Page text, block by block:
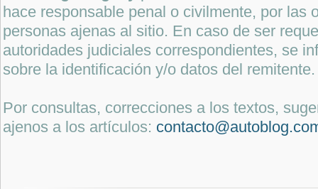
hace responsable penal o civilmente, por las
personas ajenas al sitio. En caso de ser
autoridades judiciales correspondientes, se
sobre la identificación y/o datos del remitente.
Por consultas, correcciones a los textos,
ajenos a los artículos: